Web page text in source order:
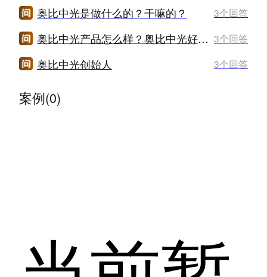
奥比中光是做什么的？干嘛的？ 3个回答
奥比中光产品怎么样？奥比中光好用吗？ 3个回答
奥比中光创始人 3个回答
案例(0)